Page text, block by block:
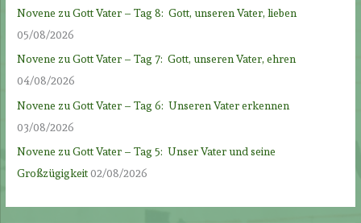
Novene zu Gott Vater – Tag 8: Gott, unseren Vater, lieben
05/08/2026
Novene zu Gott Vater – Tag 7: Gott, unseren Vater, ehren
04/08/2026
Novene zu Gott Vater – Tag 6: Unseren Vater erkennen
03/08/2026
Novene zu Gott Vater – Tag 5: Unser Vater und seine
Großzügigkeit02/08/2026